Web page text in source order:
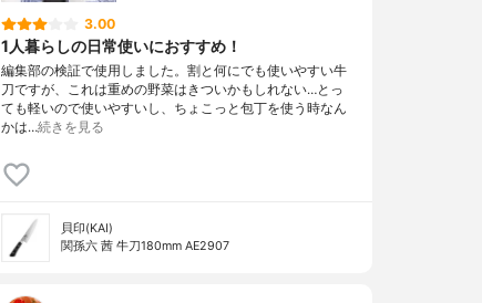
3.00
1人暮らしの日常使いにおすすめ！
編集部の検証で使用しました。割と何にでも使いやすい牛
刀ですが、これは重めの野菜はきついかもしれない…とっ
ても軽いので使いやすいし、ちょこっと包丁を使う時なん
かは…続きを見る
貝印(KAI)
関孫六 茜 牛刀180mm AE2907